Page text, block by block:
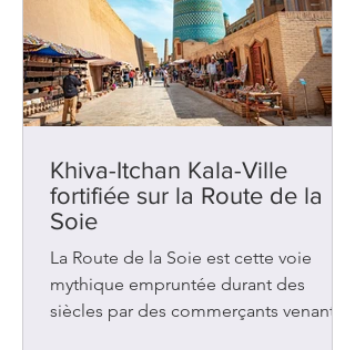
Khiva-Itchan Kala-Ville
fortifiée sur la Route de la
Soie
La Route de la Soie est cette voie
mythique empruntée durant des
siècles par des commerçants venant